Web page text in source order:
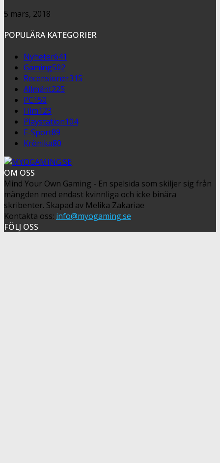
5 mars, 2018
POPULÄRA KATEGORIER
Nyheter641
Gaming502
Recensioner315
Allmänt225
PC150
Film123
Playstation104
E-Sport89
Krönika80
OM OSS
Mind Your Own Gaming - En spelsida som skiljer sig från
mängden med endast kvinnliga och icke binära
skribenter. Skapad av Melika Zakariae
Kontakta oss: info@myogaming.se
FÖLJ OSS